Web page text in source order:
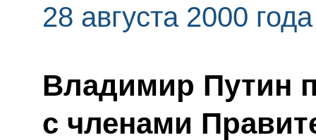
28 августа 2000 года
Владимир Путин
с членами